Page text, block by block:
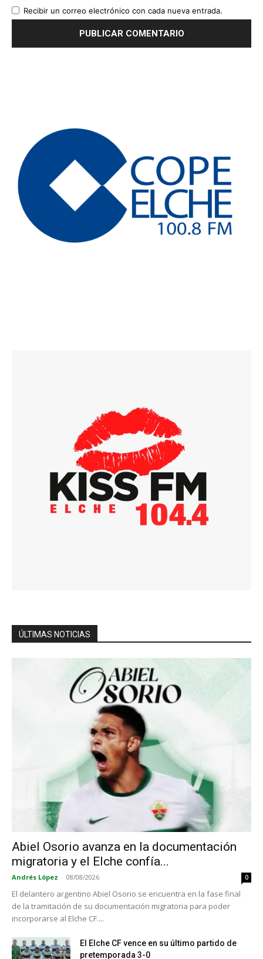
Recibir un correo electrónico con cada nueva entrada.
ÚLTIMAS NOTICIAS
Abiel Osorio avanza en la documentación
migratoria y el Elche confía...
Andrés López - 08/08/2026 0
El delantero argentino Abiel Osorio se encuentra en la fase final
de la tramitación de su documentación migratoria para poder
incorporarse al Elche CF....
El Elche CF vence en su último partido de
pretemporada 3-0